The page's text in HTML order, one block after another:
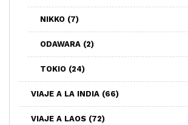
NIKKO (7)
ODAWARA (2)
TOKIO (24)
VIAJE A LA INDIA (66)
VIAJE A LAOS (72)